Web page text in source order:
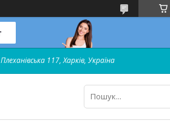
117, Харків, Україна